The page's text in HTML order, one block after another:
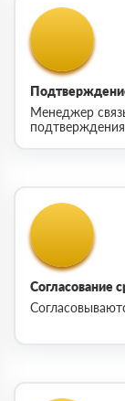
Менеджер
подтверждения
Согласование